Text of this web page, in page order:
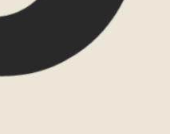
Reisgezelschap
Favoriete bestemming(en)